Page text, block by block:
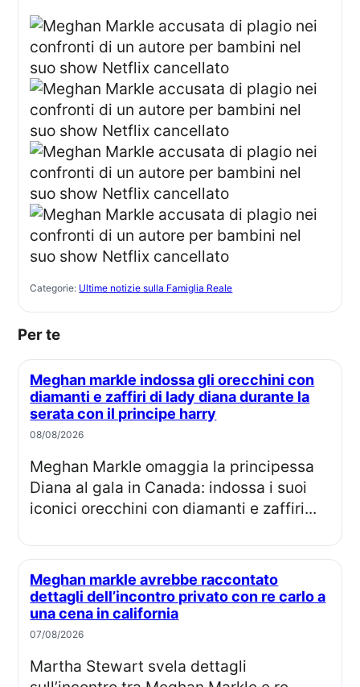
Categorie: Ultime notizie sulla Famiglia Reale
Per te
Meghan markle indossa gli orecchini con
diamanti e zaffiri di lady diana durante la
serata con il principe harry
08/08/2026
Meghan Markle omaggia la principessa
Diana al gala in Canada: indossa i suoi
iconici orecchini con diamanti e zaffiri...
Meghan markle avrebbe raccontato
dettagli dell’incontro privato con re carlo a
una cena in california
07/08/2026
Martha Stewart svela dettagli